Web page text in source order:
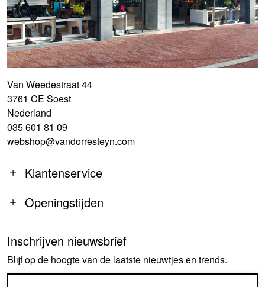
Van Weedestraat 44
3761 CE Soest
Nederland
035 601 81 09
webshop@vandorresteyn.com
Klantenservice
Openingstijden
MA
14:00-18:00
DI-DO
09:30-18:00
Inschrijven nieuwsbrief
Blijf op de hoogte van de laatste nieuwtjes en trends.